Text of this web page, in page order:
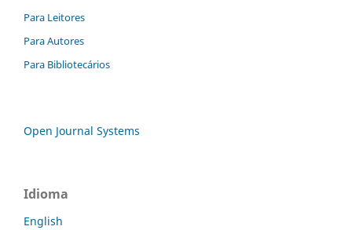
Para Leitores
Para Autores
Para Bibliotecários
Open Journal Systems
Idioma
English